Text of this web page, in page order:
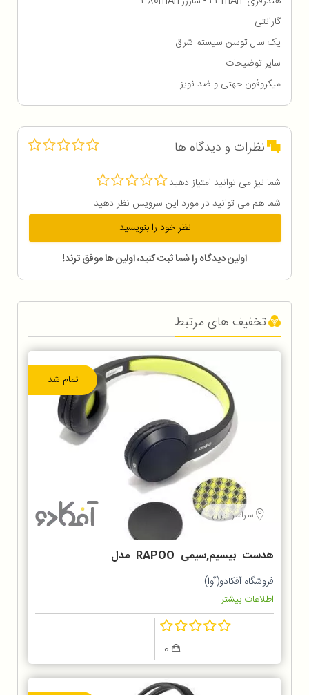
گارانتی
یک سال توسن سیستم شرق
سایر توضیحات
میکروفون جهتی و ضد نویز
نظرات و دیدگاه ها
شما نیز می توانید امتیاز دهید
شما هم می توانید در مورد این سرویس نظر دهید
نظر خود را بنویسید
اولین دیدگاه را شما ثبت کنید، اولین ها موفق ترند!
تخفیف های مرتبط
تمام شد
سراسر ایران
هدست بیسیم,سیمی RAPOO مدل
S100
فروشگاه آفکادو(آوا)
اطلاعات بیشتر...